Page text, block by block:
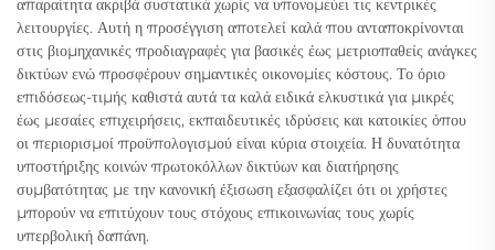
απαραίτητα ακριβά συστατικά χωρίς να υπονομεύει τις κεντρικές
λειτουργίες. Αυτή η προσέγγιση αποτελεί καλά που ανταποκρίνονται
στις βιομηχανικές προδιαγραφές για βασικές έως μετριοπαθείς ανάγκες
δικτύων ενώ προσφέρουν σημαντικές οικονομίες κόστους. Το όριο
επιδόσεως-τιμής καθιστά αυτά τα καλά ειδικά ελκυστικά για μικρές
έως μεσαίες επιχειρήσεις, εκπαιδευτικές ιδρύσεις και κατοικίες όπου
οι περιορισμοί προϋπολογισμού είναι κύρια στοιχεία. Η δυνατότητα
υποστήριξης κοινών πρωτοκόλλων δικτύων και διατήρησης
συμβατότητας με την κανονική έξισωση εξασφαλίζει ότι οι χρήστες
μπορούν να επιτύχουν τους στόχους επικοινωνίας τους χωρίς
υπερβολική δαπάνη.